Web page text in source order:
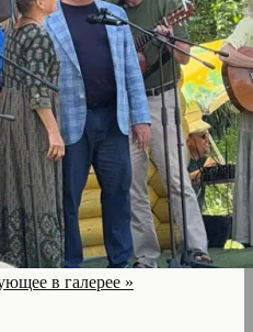
в галерее »